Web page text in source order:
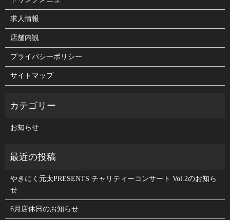
求人情報
店舗内観
プライバシーポリシー
サイトマップ
お知らせ
やきにく元太PRESENTS チャリティーコンサート Vol.2のお知ら
せ
6月店休日のお知らせ